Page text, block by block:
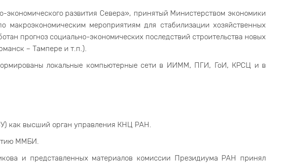
развития Севера», принятый Министерством экономики
мероприятиям для стабилизации хозяйственных
прогноз социально-экономических последствий строительства новых
– Тампере и т.п.).
локальные компьютерные сети в ИИММ, ПГИ, ГоИ, КРСЦ и в
как высший орган управления КНЦ РАН.
ММБИ.
и представленных материалов комиссии Президиума РАН принял